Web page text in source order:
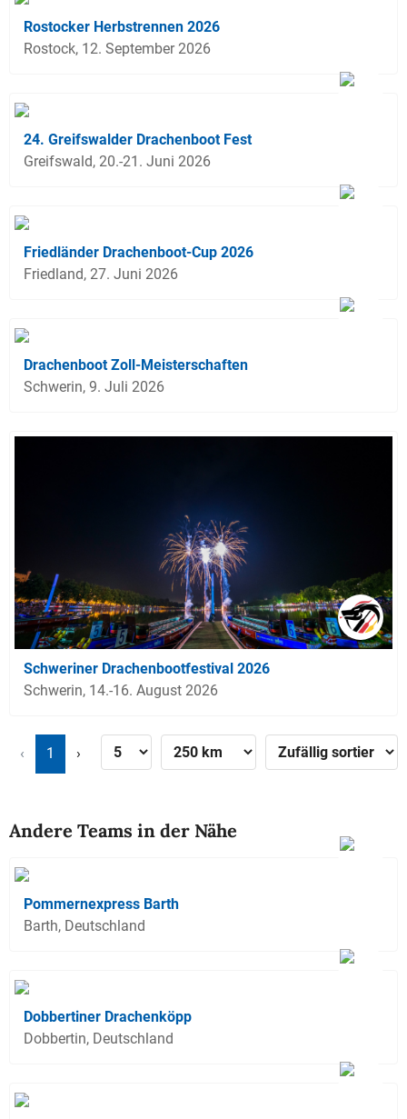
Rostocker Herbstrennen 2026
Rostock, 12. September 2026
24. Greifswalder Drachenboot Fest
Greifswald, 20.-21. Juni 2026
Friedländer Drachenboot-Cup 2026
Friedland, 27. Juni 2026
Drachenboot Zoll-Meisterschaften
Schwerin, 9. Juli 2026
Schweriner Drachenbootfestival 2026
Schwerin, 14.-16. August 2026
‹ 1 ›
Andere Teams in der Nähe
Pommernexpress Barth
Barth, Deutschland
Dobbertiner Drachenköpp
Dobbertin, Deutschland